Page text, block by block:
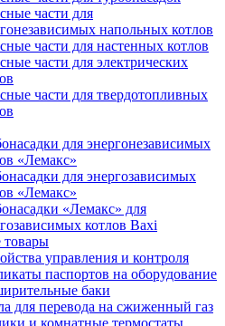
части для
напольных котлов
части для настенных котлов
части для электрических
части для твердотопливных
для энергонезависимых
«Лемакс»
для энергозависимых
«Лемакс»
«Лемакс» для
котлов Baxi
управления и контроля
паспортов на оборудование
баки
для перевода на сжиженный газ